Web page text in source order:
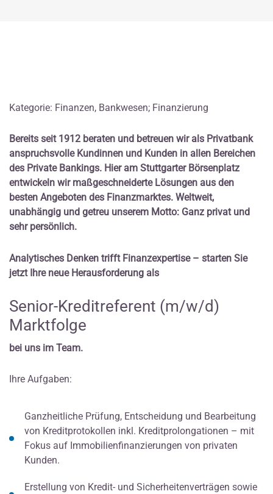
Kategorie: Finanzen, Bankwesen; Finanzierung
Bereits seit 1912 beraten und betreuen wir als Privatbank
anspruchsvolle Kundinnen und Kunden in allen Bereichen
des Private Bankings. Hier am Stuttgarter Börsenplatz
entwickeln wir maßgeschneiderte Lösungen aus den
besten Angeboten des Finanzmarktes. Weltweit,
unabhängig und getreu unserem Motto: Ganz privat und
sehr persönlich.
Analytisches Denken trifft Finanzexpertise – starten Sie
jetzt Ihre neue Herausforderung als
Senior-Kreditreferent (m/w/d)
Marktfolge
bei uns im Team.
Ihre Aufgaben:
Ganzheitliche Prüfung, Entscheidung und Bearbeitung
von Kreditprotokollen inkl. Kreditprolongationen – mit
Fokus auf Immobilienfinanzierungen von privaten
Kunden.
Erstellung von Kredit- und Sicherheitenverträgen sowie